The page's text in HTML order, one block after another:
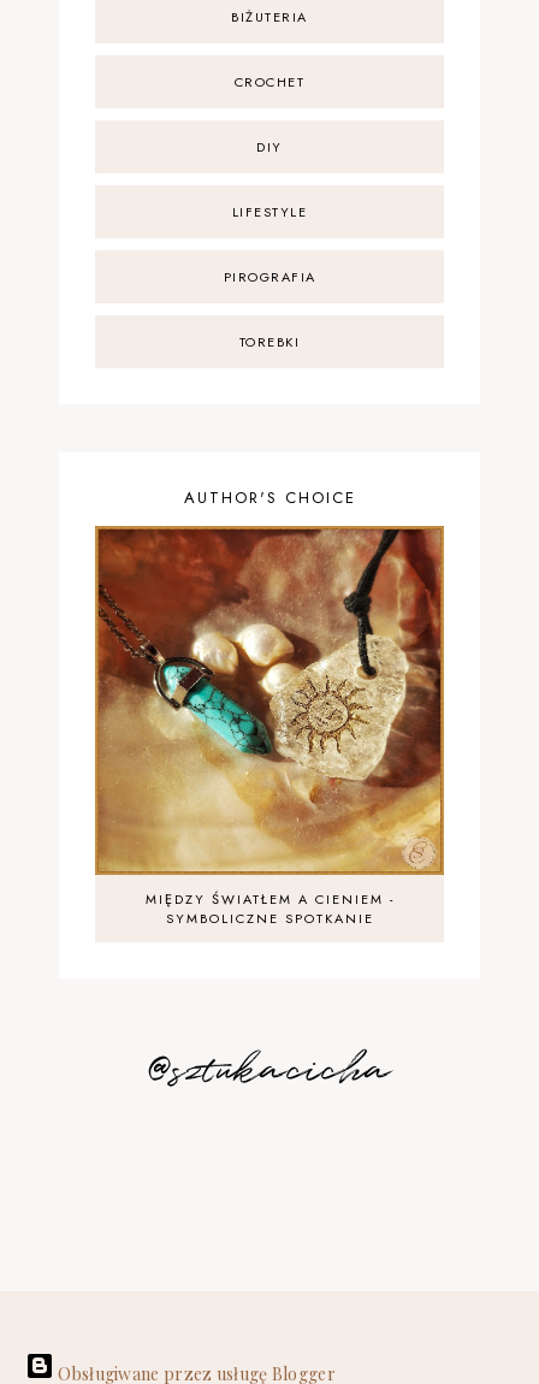
BIŻUTERIA
CROCHET
DIY
LIFESTYLE
PIROGRAFIA
TOREBKI
AUTHOR'S CHOICE
MIĘDZY ŚWIATŁEM A CIENIEM -
SYMBOLICZNE SPOTKANIE
@sztukacicha
Obsługiwane przez usługę Blogger